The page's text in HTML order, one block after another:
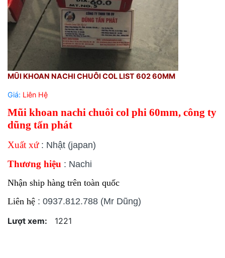
MŨI KHOAN NACHI CHUÔI COL LIST 602 60MM
Giá: Liên Hệ
Mũi khoan nachi chuôi col phi 60mm, công ty
dũng tấn phát
Xuất xứ : Nhật (japan)
Thương hiệu : Nachi
Nhận ship hàng trên toàn quốc
Liên hệ : 0937.812.788 (Mr Dũng)
Lượt xem:
1221